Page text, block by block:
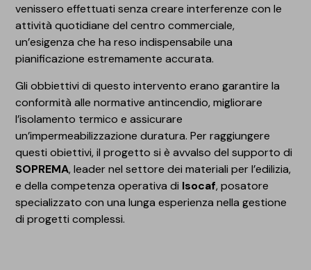
venissero effettuati senza creare interferenze con le
attività quotidiane del centro commerciale,
un’esigenza che ha reso indispensabile una
pianificazione estremamente accurata.
Gli obbiettivi di questo intervento erano garantire la
conformità alle normative antincendio, migliorare
l’isolamento termico e assicurare
un’impermeabilizzazione duratura. Per raggiungere
questi obiettivi, il progetto si è avvalso del supporto di
SOPREMA, leader nel settore dei materiali per l’edilizia,
e della competenza operativa di Isocaf, posatore
specializzato con una lunga esperienza nella gestione
di progetti complessi.